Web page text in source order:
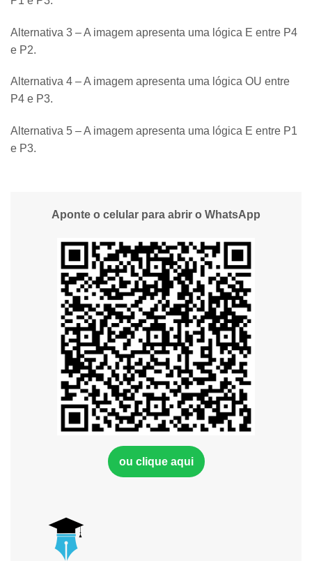
Alternativa 3 – A imagem apresenta uma lógica E entre P4
e P2.
Alternativa 4 – A imagem apresenta uma lógica OU entre
P4 e P3.
Alternativa 5 – A imagem apresenta uma lógica E entre P1
e P3.
Aponte o celular para abrir o WhatsApp
ou clique aqui